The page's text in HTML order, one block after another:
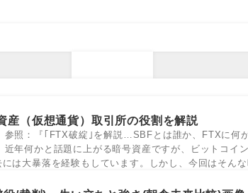
産（仮想通貨）取引所の役割を解説
参照：『｢FTX破綻｣を解説…SBFとは誰か、FTXに何
年何かと話題に上がる暗号資産ですが、ビットコイ
は大暴落を経験もしています。しかし、今回はそん